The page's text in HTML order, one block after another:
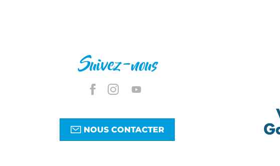
Suivez-nous
NOUS CONTACTER